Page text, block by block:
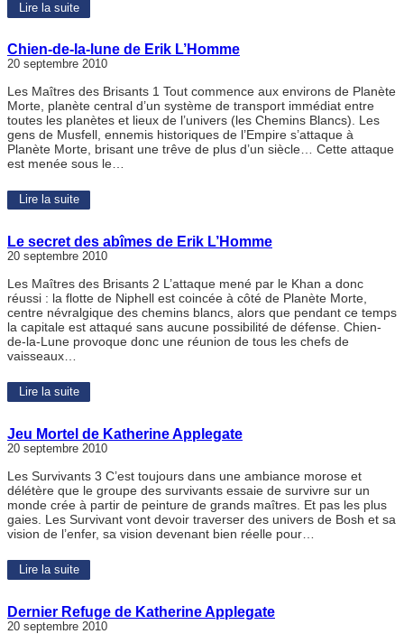
Lire la suite
Chien-de-la-lune de Erik L’Homme
20 septembre 2010
Les Maîtres des Brisants 1 Tout commence aux environs de Planète
Morte, planète central d’un système de transport immédiat entre
toutes les planètes et lieux de l’univers (les Chemins Blancs). Les
gens de Musfell, ennemis historiques de l’Empire s’attaque à
Planète Morte, brisant une trêve de plus d’un siècle… Cette attaque
est menée sous le…
Lire la suite
Le secret des abîmes de Erik L’Homme
20 septembre 2010
Les Maîtres des Brisants 2 L’attaque mené par le Khan a donc
réussi : la flotte de Niphell est coincée à côté de Planète Morte,
centre névralgique des chemins blancs, alors que pendant ce temps
la capitale est attaqué sans aucune possibilité de défense. Chien-
de-la-Lune provoque donc une réunion de tous les chefs de
vaisseaux…
Lire la suite
Jeu Mortel de Katherine Applegate
20 septembre 2010
Les Survivants 3 C’est toujours dans une ambiance morose et
délétère que le groupe des survivants essaie de survivre sur un
monde crée à partir de peinture de grands maîtres. Et pas les plus
gaies. Les Survivant vont devoir traverser des univers de Bosh et sa
vision de l’enfer, sa vision devenant bien réelle pour…
Lire la suite
Dernier Refuge de Katherine Applegate
20 septembre 2010